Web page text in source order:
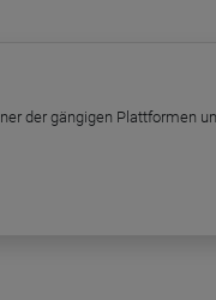
der gängigen Plattformen